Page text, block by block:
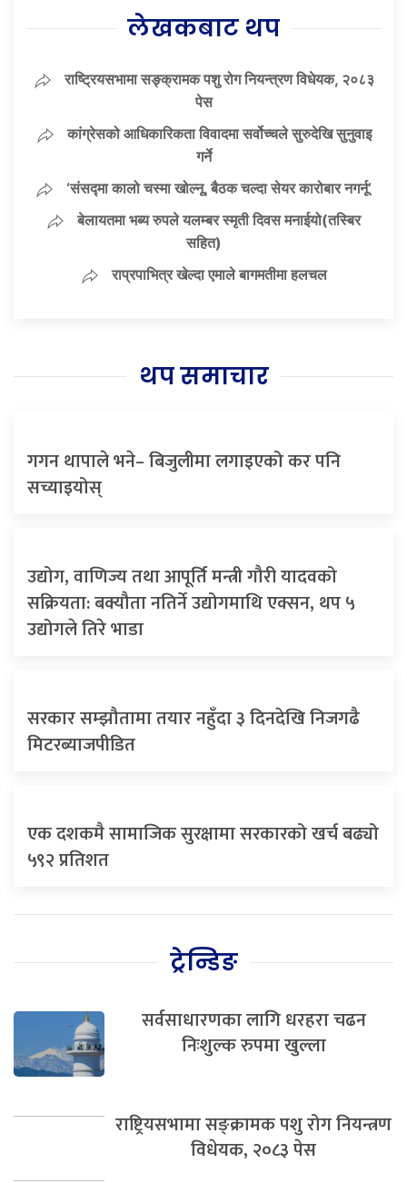
लेखकबाट थप
राष्ट्रियसभामा सङ्क्रामक पशु रोग नियन्त्रण विधेयक, २०८३
पेस
कांग्रेसको आधिकारिकता विवादमा सर्वोच्चले सुरुदेखि सुनुवाइ
गर्ने
‘संसद्‍मा कालो चस्मा खोल्नू, बैठक चल्दा सेयर कारोबार नगर्नू’
बेलायतमा भब्य रुपले यलम्बर स्मृती दिवस मनाईयो(तस्बिर
सहित)
राप्रपाभित्र खेल्दा एमाले बागमतीमा हलचल
थप समाचार
गगन थापाले भने– बिजुलीमा लगाइएको कर पनि
सच्याइयोस्
उद्योग, वाणिज्य तथा आपूर्ति मन्त्री गौरी यादवको
सक्रियता: बक्यौता नतिर्ने उद्योगमाथि एक्सन, थप ५
उद्योगले तिरे भाडा
सरकार सम्झौतामा तयार नहुँदा ३ दिनदेखि निजगढै
मिटरब्याजपीडित
एक दशकमै सामाजिक सुरक्षामा सरकारको खर्च बढ्यो
५९२ प्रतिशत
ट्रेन्डिङ
सर्वसाधारणका लागि धरहरा चढन
निःशुल्क रुपमा खुल्ला
राष्ट्रियसभामा सङ्क्रामक पशु रोग नियन्त्रण
विधेयक, २०८३ पेस